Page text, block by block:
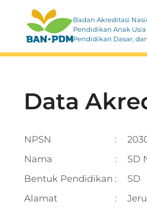
Badan Akreditasi
Pendidikan Anak
Pendidikan Dasar,
Data
NPSN :
Nama
:
SD
Bentuk Pendidikan :
SD
Alamat
: